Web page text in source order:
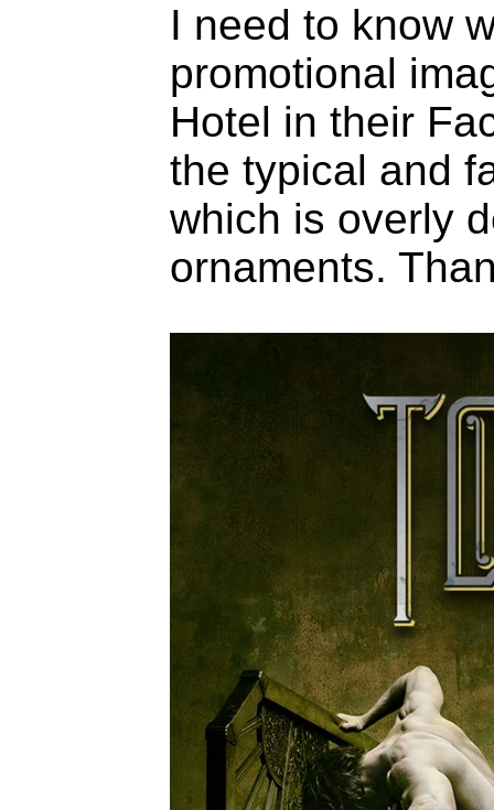
I need to know
promotional
Hotel in their
the typical and
which is overly
ornaments.